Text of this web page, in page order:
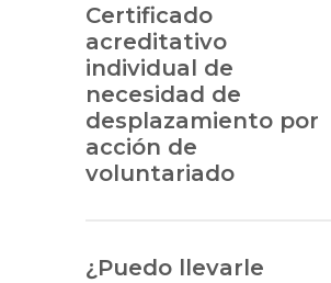
Certificado
acreditativo
individual de
necesidad de
desplazamiento por
acción de
voluntariado
¿Puedo llevarle